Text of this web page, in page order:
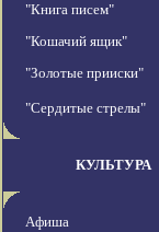
"Книга писем"
"Кошачий ящик"
"Золотые прииски"
"Сердитые стрелы"
КУЛЬТУРА
Афиша